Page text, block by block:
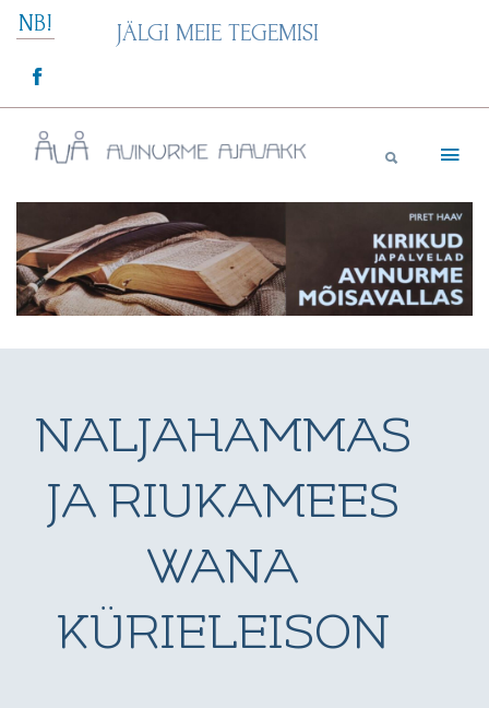
Skip
NB! JÄLGI MEIE TEGEMISI
Avinurme Ajavakk
NALJAHAMMAS
JA RIUKAMEES
WANA
KÜRIELEISON